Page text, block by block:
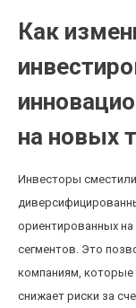
Как
на новых
Инвесторы
ориентированных на
сегментов. Это
компаниям, которые
снижает риски за